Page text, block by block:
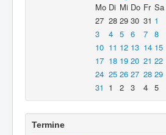
Mo Di Mi Do Fr Sa
27 28 29 30 31 1
3
4 5 6 7 8
10 11 12 13 14 15
17 18 19 20 21 22
24 25 26 27 28 29
31 1 2 3 4 5
Termine